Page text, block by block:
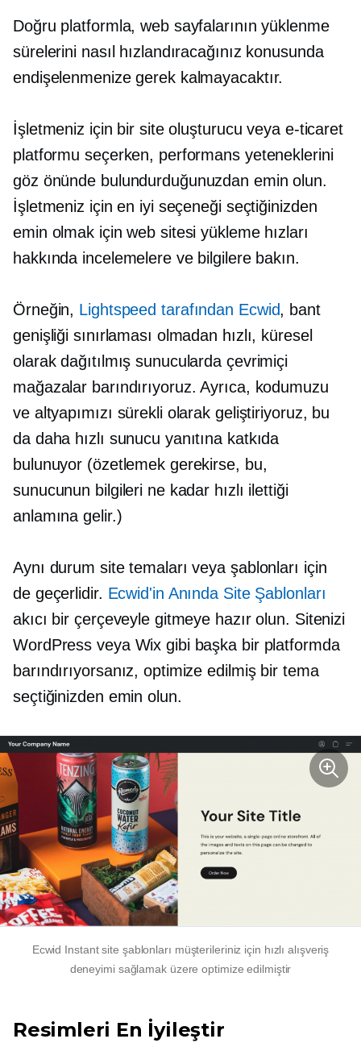
Doğru platformla, web sayfalarının yüklenme
sürelerini nasıl hızlandıracağınız konusunda
endişelenmenize gerek kalmayacaktır.
İşletmeniz için bir site oluşturucu veya e-ticaret
platformu seçerken, performans yeteneklerini
göz önünde bulundurduğunuzdan emin olun.
İşletmeniz için en iyi seçeneği seçtiğinizden
emin olmak için web sitesi yükleme hızları
hakkında incelemelere ve bilgilere bakın.
Örneğin, Lightspeed tarafından Ecwid, bant
genişliği sınırlaması olmadan hızlı, küresel
olarak dağıtılmış sunucularda çevrimiçi
mağazalar barındırıyoruz. Ayrıca, kodumuzu
ve altyapımızı sürekli olarak geliştiriyoruz, bu
da daha hızlı sunucu yanıtına katkıda
bulunuyor (özetlemek gerekirse, bu,
sunucunun bilgileri ne kadar hızlı ilettiği
anlamına gelir.)
Aynı durum site temaları veya şablonları için
de geçerlidir. Ecwid'in Anında Site Şablonları
akıcı bir çerçeveyle gitmeye hazır olun. Sitenizi
WordPress veya Wix gibi başka bir platformda
barındırıyorsanız, optimize edilmiş bir tema
seçtiğinizden emin olun.
Ecwid Instant site şablonları müşterileriniz için hızlı alışveriş
deneyimi sağlamak üzere optimize edilmiştir
Resimleri En İyileştir